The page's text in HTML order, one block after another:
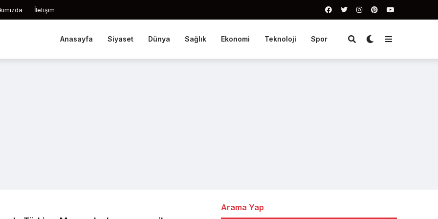
İletişim
Anasayfa Siyaset Dünya Sağlık Ekonomi Teknoloji Spor
Arama Yap